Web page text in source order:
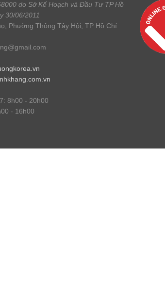
do Sở Kế Hoạch và Đầu Tư TP Hồ
30/06/2011
Phường Thông Tây Hội, TP Hồ Chí
8h00 - 20h00
- 16h00